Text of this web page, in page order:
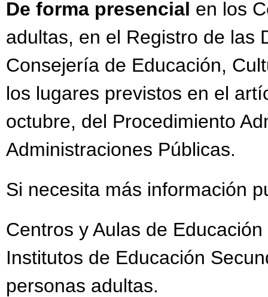
De forma presencial en los
adultas, en el Registro de las
Consejería de Educación,
los lugares previstos en el
octubre, del Procedimiento
Administraciones Públicas.
Si necesita más información
Centros y Aulas de
Institutos de Educación
personas adultas.